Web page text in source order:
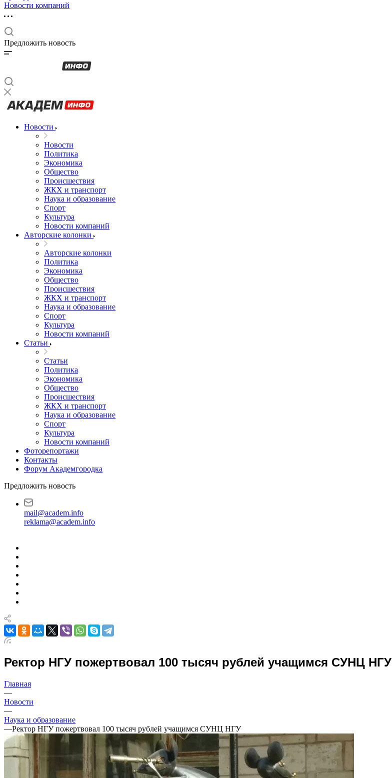
Новости компаний
Предложить новость
Новости
Новости
Политика
Экономика
Общество
Происшествия
ЖКХ и транспорт
Наука и образование
Спорт
Культура
Новости компаний
Авторские колонки
Авторские колонки
Политика
Экономика
Общество
Происшествия
ЖКХ и транспорт
Наука и образование
Спорт
Культура
Новости компаний
Статьи
Статьи
Политика
Экономика
Общество
Происшествия
ЖКХ и транспорт
Наука и образование
Спорт
Культура
Новости компаний
Фоторепортажи
Контакты
Форум Академгородка
Предложить новость
mail@academ.info
reklama@academ.info
Ректор НГУ пожертвовал 100 тысяч рублей учащимся СУНЦ НГУ
Главная
—
Новости
—
Наука и образование
—Ректор НГУ пожертвовал 100 тысяч рублей учащимся СУНЦ НГУ